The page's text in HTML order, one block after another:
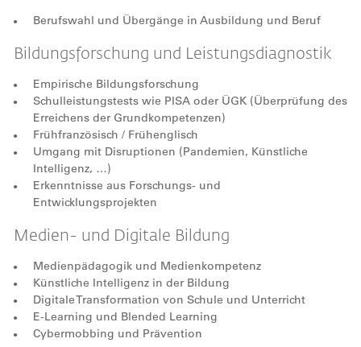
Berufswahl und Übergänge in Ausbildung und Beruf
Bildungsforschung und Leistungsdiagnostik
Empirische Bildungsforschung
Schulleistungstests wie PISA oder ÜGK (Überprüfung des
Erreichens der Grundkompetenzen)
Frühfranzösisch / Frühenglisch
Umgang mit Disruptionen (Pandemien, Künstliche
Intelligenz, …)
Erkenntnisse aus Forschungs- und
Entwicklungsprojekten
Medien- und Digitale Bildung
Medienpädagogik und Medienkompetenz
Künstliche Intelligenz in der Bildung
Digitale Transformation von Schule und Unterricht
E-Learning und Blended Learning
Cybermobbing und Prävention